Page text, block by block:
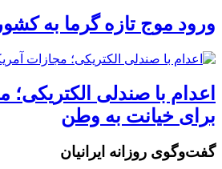
ورود موج تازه گرما به کشور
اعدام با صندلی الکتریکی؛
برای خیانت به وطن
گفت‌وگوی روزانه ایرانیان